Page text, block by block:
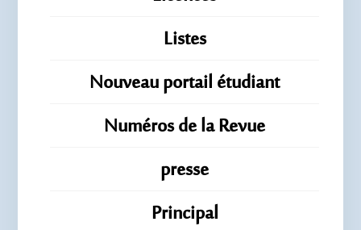
Listes
Nouveau portail étudiant
Numéros de la Revue
presse
Principal